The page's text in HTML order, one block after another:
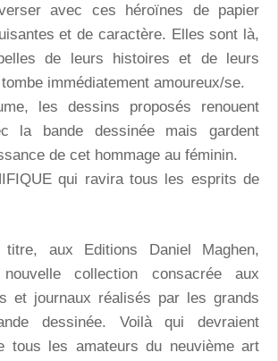
avec ces héroïnes de papier
et de caractère. Elles sont là,
de leurs histoires et de leurs
immédiatement amoureux/se.
les dessins proposés renouent
la bande dessinée mais gardent
de cet hommage au féminin.
qui ravira tous les esprits de
aux Editions Daniel Maghen,
collection consacrée aux
et journaux réalisés par les grands
dessinée. Voilà qui devraient
tous les amateurs du neuvième art